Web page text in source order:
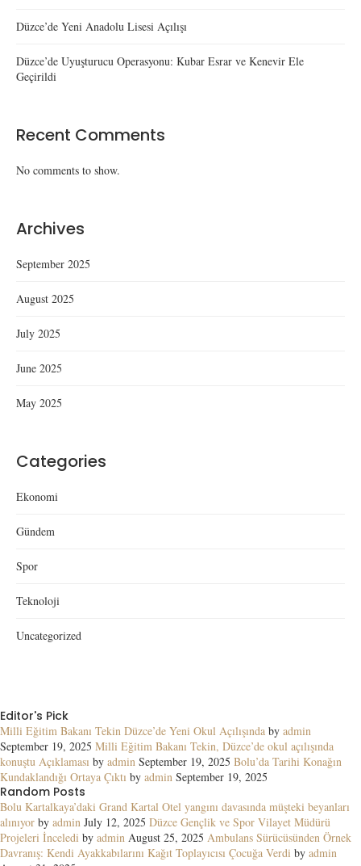
Düzce’de Yeni Anadolu Lisesi Açılışı
Düzce’de Uyuşturucu Operasyonu: Kubar Esrar ve Kenevir Ele
Geçirildi
Recent Comments
No comments to show.
Archives
September 2025
August 2025
July 2025
June 2025
May 2025
Categories
Ekonomi
Gündem
Spor
Teknoloji
Uncategorized
Editor's Pick
Milli Eğitim Bakanı Tekin Düzce’de Yeni Okul Açılışında by admin
September 19, 2025 Milli Eğitim Bakanı Tekin, Düzce’de okul açılışında
konuştu Açıklaması by admin September 19, 2025 Bolu’da Tarihi Konağın
Kundaklandığı Ortaya Çıktı by admin September 19, 2025
Random Posts
Bolu Kartalkaya’daki Grand Kartal Otel yangını davasında müşteki beyanları
alınıyor by admin July 12, 2025 Düzce Gençlik ve Spor Vilayet Müdürü
Projeleri İnceledi by admin August 25, 2025 Ambulans Sürücüsünden Örnek
Davranış: Kendi Ayakkabılarını Kağıt Toplayıcısı Çocuğa Verdi by admin